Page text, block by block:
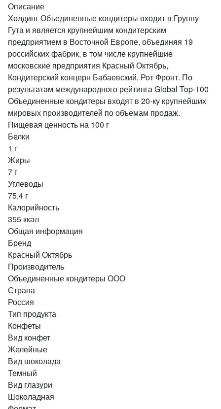
Описание
Холдинг Объединенные кондитеры входит в Группу
Гута и является крупнейшим кондитерским
предприятием в Восточной Европе, объединяя 19
российских фабрик, в том числе крупнейшие
московские предприятия Красный Октябрь,
Кондитерский концерн Бабаевский, Рот Фронт. По
результатам международного рейтинга Global Top-100
Объединенные кондитеры входят в 20-ку крупнейших
мировых производителей по объемам продаж.
Пищевая ценность на 100 г
Белки
1 г
Жиры
7 г
Углеводы
75,4 г
Калорийность
355 ккал
Общая информация
Бренд
Красный Октябрь
Производитель
Объединенные кондитеры ООО
Страна
Россия
Тип продукта
Конфеты
Вид конфет
Желейные
Вид шоколада
Темный
Вид глазури
Шоколадная